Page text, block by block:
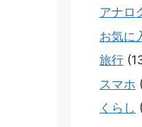
アナロ
お気に
旅行
スマホ
くらし